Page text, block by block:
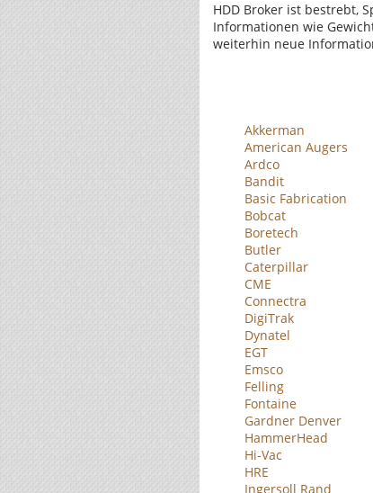
HDD Broker ist bestrebt,
Informationen wie
weiterhin neue
Akkerman
American Augers
Ardco
Bandit
Basic Fabrication
Bobcat
Boretech
Butler
Caterpillar
CME
Connectra
DigiTrak
Dynatel
EGT
Emsco
Felling
Fontaine
Gardner Denver
HammerHead
Hi-Vac
HRE
Ingersoll Rand